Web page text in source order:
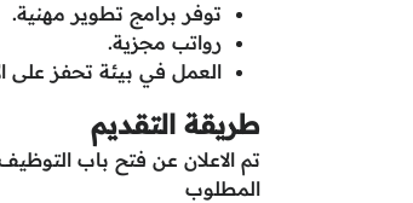
توفر برامج تطوير مهنية.
رواتب مجزية.
العمل في بيئة تحفز على
طريقة التقديم
تم الاعلان عن فتح باب
المطلوب